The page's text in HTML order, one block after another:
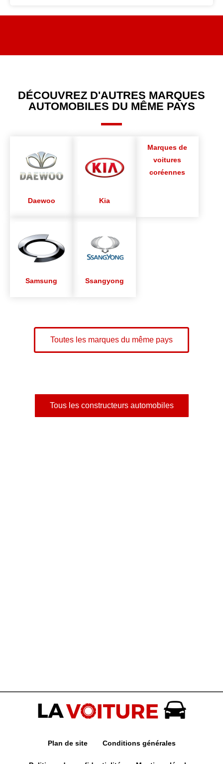
DÉCOUVREZ D'AUTRES MARQUES
AUTOMOBILES DU MÊME PAYS
Daewoo Kia
Marques de
voitures
coréennes
Samsung Ssangyong
Toutes les marques du même pays
Tous les constructeurs automobiles
Plan de site Conditions générales